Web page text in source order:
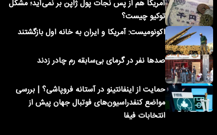
آمریکا هم از پس نجات پول ژاپن بر نمی‌آید؛ مشکل
توکیو چیست؟
اکونومیست: آمریکا و ایران به خانه اول بازگشتند
صدها نفر در گرمای بی‌سابقه رم چادر زدند
حمایت از اینفانتینو در آستانه فروپاشی؟ | بررسی
مواضع کنفدراسیون‌های فوتبال جهان پیش از
انتخابات فیفا